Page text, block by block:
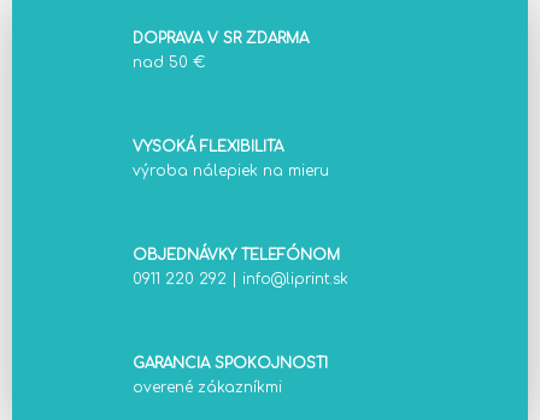
DOPRAVA V SR ZDARMA
nad 50 €
VYSOKÁ FLEXIBILITA
výroba nálepiek na mieru
OBJEDNÁVKY TELEFÓNOM
0911 220 292
info@liprint.sk
GARANCIA SPOKOJNOSTI
overené zákazníkmi